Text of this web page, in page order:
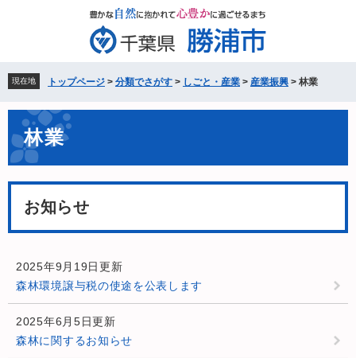
先
頭
で
を
飛
ば
本
現在地 トップページ > 分類でさがす > しごと・産業 > 産業振興 > 林業
文 林業
お知らせ
2025年9月19日更新
森林環境譲与税の使途を公表します
2025年6月5日更新
森林に関するお知らせ